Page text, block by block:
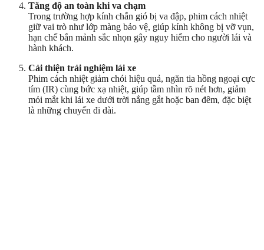
Tăng độ an toàn khi va chạm
Trong trường hợp kính chắn gió bị va đập, phim cách nhiệt
giữ vai trò như lớp màng bảo vệ, giúp kính không bị vỡ vụn,
hạn chế bắn mảnh sắc nhọn gây nguy hiểm cho người lái và
hành khách.
Cải thiện trải nghiệm lái xe
Phim cách nhiệt giảm chói hiệu quả, ngăn tia hồng ngoại cực
tím (IR) cùng bức xạ nhiệt, giúp tầm nhìn rõ nét hơn, giảm
mỏi mắt khi lái xe dưới trời nắng gắt hoặc ban đêm, đặc biệt
là những chuyến đi dài.